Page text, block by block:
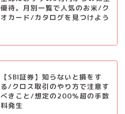
優待。月別一覧で人気のお米/ク
オカード/カタログを見つけよう
【SBI証券】知らないと損をす
る/クロス取引のやり方で注意す
べきこと/想定の200％超の手数
料発生